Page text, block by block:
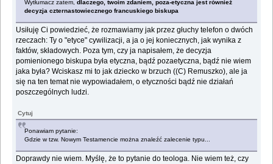
Wytłumacz zatem, dlaczego, twoim zdaniem, poza-etyczna jest również
decyzja czternastowiecznego francuskiego biskupa
Usiłuję Ci powiedzieć, że rozmawiamy jak przez głuchy telefon o dwóch
rzeczach: Ty o "etyce" cywilizacji, a ja o jej koniecznych, jak wynika z
faktów, składowych. Poza tym, czy ja napisałem, że decyzja
pomienionego biskupa była etyczna, bądź pozaetyczna, bądź nie wiem
jaka była? Wciskasz mi to jak dziecko w brzuch ((C) Remuszko), ale ja
się na ten temat nie wypowiadałem, o etyczności bądź nie działań
poszczególnych ludzi.
Cytuj
Ponawiam pytanie:
Gdzie w tzw. Nowym Testamencie można znaleźć zalecenie typu...
Doprawdy nie wiem. Myślę, że to pytanie do teologa. Nie wiem też, czy